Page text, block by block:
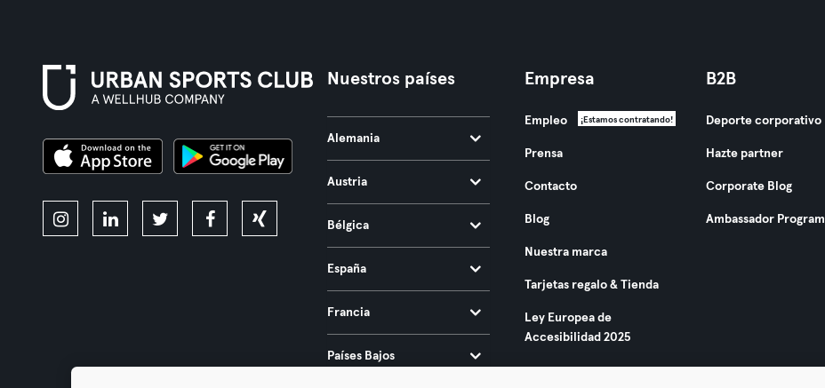
Nuestros países
Alemania
Austria
Bélgica
España
Francia
Países Bajos
Empresa
Empleo ¡Estamos contratando!
Prensa
Contacto
Blog
Nuestra marca
Tarjetas regalo & Tienda
Ley Europea de
Accesibilidad 2025
B2B
Deporte corporativo
Hazte partner
Corporate Blog
Ambassador Program